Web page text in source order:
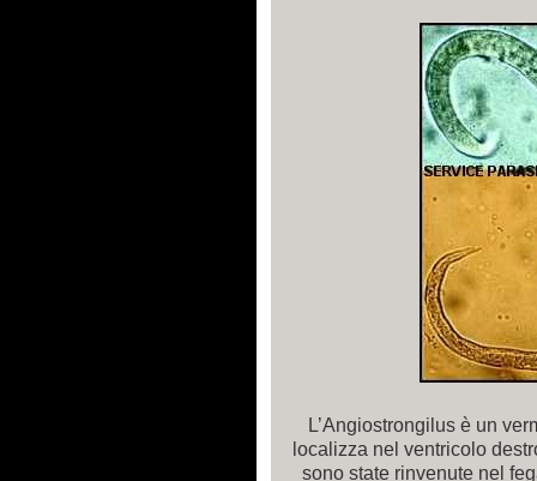
L’Angiostrongilus è un
localizza nel ventricolo
sono state rinvenute nel